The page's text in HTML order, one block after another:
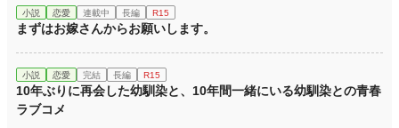
小説 恋愛 連載中 長編 R15
まずはお嫁さんからお願いします。
小説 恋愛 完結 長編 R15
10年ぶりに再会した幼馴染と、10年間一緒にいる幼馴染との青春
ラブコメ